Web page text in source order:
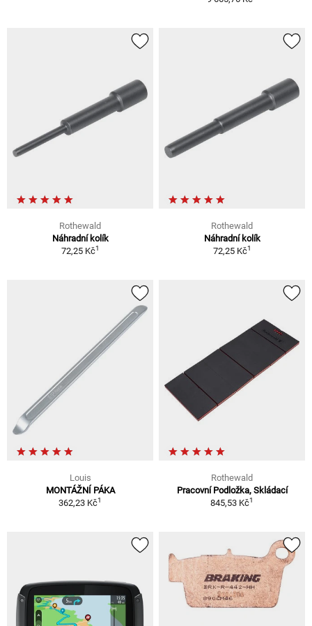
Rothewald
Náhradní kolík
72,25 Kč1
Rothewald
Náhradní kolík
72,25 Kč1
Louis
MONTÁŽNÍ PÁKA
362,23 Kč1
Rothewald
Pracovní Podložka, Skládací
845,53 Kč1